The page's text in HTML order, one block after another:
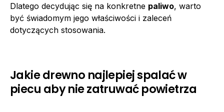
Dlatego decydując się na konkretne paliwo, warto
być świadomym jego właściwości i zaleceń
dotyczących stosowania.
Jakie drewno najlepiej spalać w
piecu aby nie zatruwać powietrza